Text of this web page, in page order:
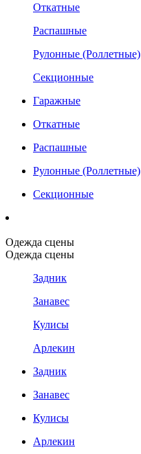
Откатные
Распашные
Рулонные (Роллетные)
Секционные
Гаражные
Откатные
Распашные
Рулонные (Роллетные)
Секционные
Одежда сцены
Одежда сцены
Задник
Занавес
Кулисы
Арлекин
Задник
Занавес
Кулисы
Арлекин